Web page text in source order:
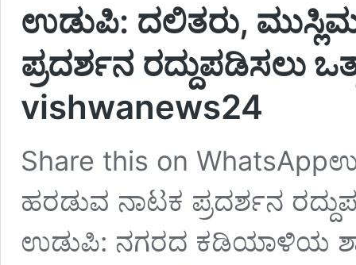
ಉಡುಪಿ: ದಲಿತರು,
ಪ್ರದರ್ಶನ ರದ್ದುಪಡಿಸಲು
vishwanews24
Share this on
ಹರಡುವ ನಾಟಕ ಪ್ರದರ್ಶನ
ಉಡುಪಿ: ನಗರದ ಕಡಿಯಾಳಿಯ